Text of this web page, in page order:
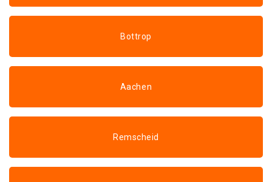
Bottrop
Aachen
Remscheid